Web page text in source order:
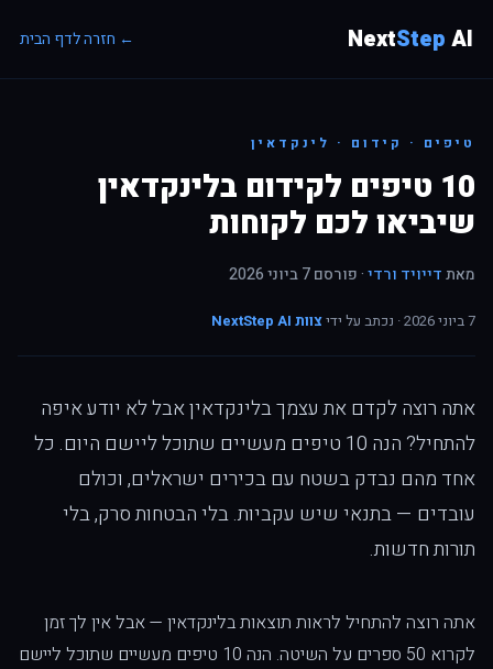
NextStep AI ← חזרה לדף הבית
טיפים · קידום · לינקדאין
10 טיפים לקידום בלינקדאין
שיביאו לכם לקוחות
מאתדייויד ורדי· פורסם 7 ביוני 2026
7 ביוני 2026 · נכתב על ידי צוות NextStep AI
אתה רוצה לקדם את עצמך בלינקדאין אבל לא יודע איפה
להתחיל? הנה 10 טיפים מעשיים שתוכל ליישם היום. כל
אחד מהם נבדק בשטח עם בכירים ישראלים, וכולם
עובדים — בתנאי שיש עקביות. בלי הבטחות סרק, בלי
תורות חדשות.
אתה רוצה להתחיל לראות תוצאות בלינקדאין — אבל אין לך זמן
לקרוא 50 ספרים על השיטה. הנה 10 טיפים מעשיים שתוכל ליישם